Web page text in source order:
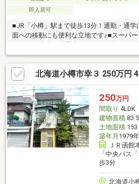
即入居可
■JR「小樽」駅まで徒歩13分！通勤・通
面への移動にも便利な立地です♪■スーパー
小・中学校や幼稚園も徒歩10分圏内！子
い住環境です！■部屋数豊富な6LDK！家
斎、趣味部屋など、ライフスタイルに合わ
納スペースに加え、広々とした屋根裏収
庭もあり、ガーデニングなどを楽しみた
お気軽にお問い合わせください♪（TEL:011-
北海道小樽市幸３ 250万円
250万円
間取り 4LDK
建物面積
土地面積
築年月 1979
ＪＲ函
「中央バス
歩3分
北海道小